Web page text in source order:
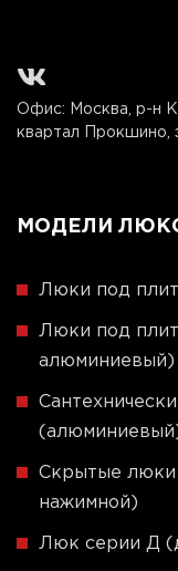
Офис: Москва, р-н
квартал Прокшино,
МОДЕЛИ
Люки под
Люки под
алюминиевый)
Скрытые люки
нажимной)
Люк серии Д